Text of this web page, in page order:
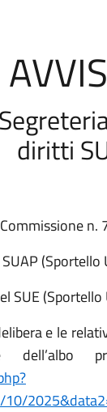
diritti
SUE (Sportello
e le
10/